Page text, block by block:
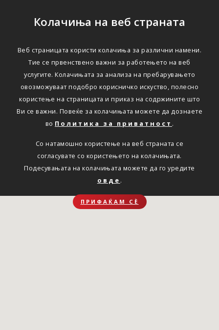
Колачиња на веб страната
Веб страницата користи колачиња за различни намени.
Тие се првенствено важни за работењето на веб
услугите. Колачињата за анализа на пребарувањето
овозможуваат подобро корисничко искуство, полесно
користење на страницата и приказ на содржините што
Ви се важни. Повеќе за колачињата можете да дознаете
во Политика за приватност .
Со натамошно користење на веб страната се
согласувате со користењето на колачињата.
Подесувањата на колачињата можете да го уредите
овде .
ПРИФАЌАМ СЀ